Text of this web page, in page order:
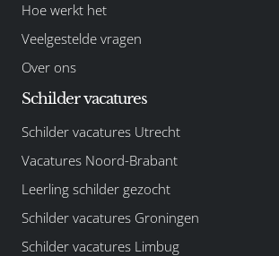
Hoe werkt het
Veelgestelde vragen
Over ons
Schilder vacatures
Schilder vacatures Utrecht
Vacatures Noord-Brabant
Leerling schilder gezocht
Schilder vacatures Groningen
Schilder vacatures Limbug